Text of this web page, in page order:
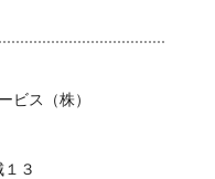
ビス（株）
３